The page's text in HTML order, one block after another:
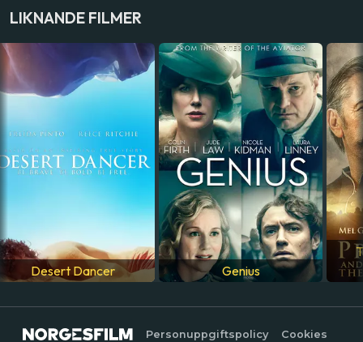
Storbritannien
Engelska
LIKNANDE FILMER
Desert Dancer Genius
Personuppgiftspolicy Cookies